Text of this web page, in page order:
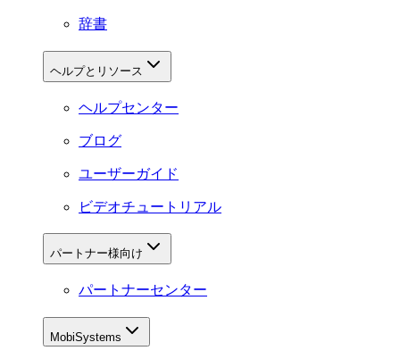
辞書
ヘルプとリソース
ヘルプセンター
ブログ
ユーザーガイド
ビデオチュートリアル
パートナー様向け
パートナーセンター
MobiSystems